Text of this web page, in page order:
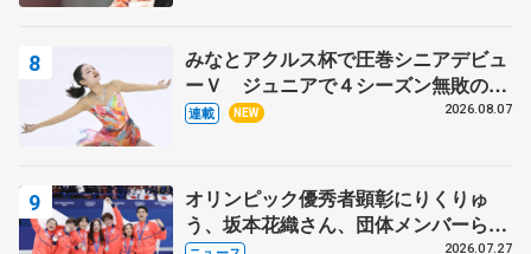
みなとアクルス杯で圧巻シニアデビュ
ーＶ ジュニアで４シーズン無敗の島
田麻央
連載 NEW 2026.08.07
オリンピック優秀者顕彰にりくりゅ
う、坂本花織さん、団体メンバーら
2026.07.27